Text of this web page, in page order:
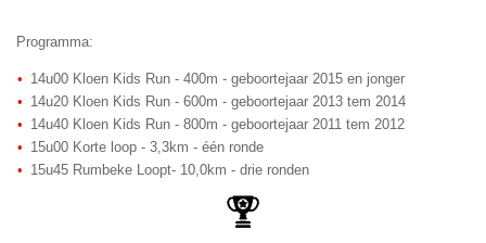
Programma:
14u00 Kloen Kids Run - 400m - geboortejaar 2015 en jonger
14u20 Kloen Kids Run - 600m - geboortejaar 2013 tem 2014
14u40 Kloen Kids Run - 800m - geboortejaar 2011 tem 2012
15u00 Korte loop - 3,3km - één ronde
15u45 Rumbeke Loopt- 10,0km - drie ronden